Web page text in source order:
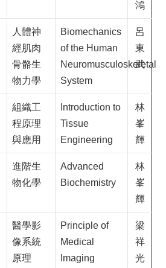
鴻
人體神
經肌肉
骨骼生
物力學
Biomechanics
of the Human
Neuromusculoskeletal
System
呂
東
武
組織工
程原理
與應用
Introduction to
Tissue
Engineering
林
峯
輝
進階生
物化學
Advanced
Biochemistry
林
峯
輝
醫學影
像系統
原理
Principle of
Medical
Imaging
梁
祥
光